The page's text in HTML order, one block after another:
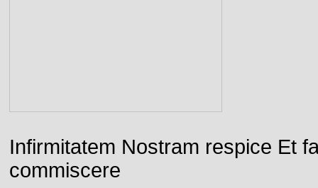
Infirmitatem Nostram respice Et
commiscere